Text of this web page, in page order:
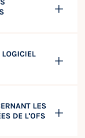
LES
DE L'OFS